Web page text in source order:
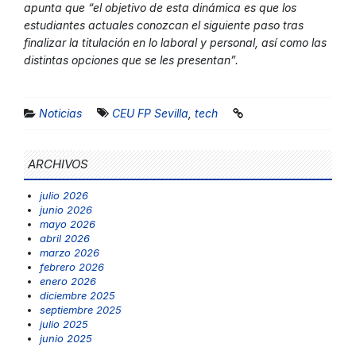
apunta que “el objetivo de esta dinámica es que los
estudiantes actuales conozcan el siguiente paso tras
finalizar la titulación en lo laboral y personal, así como las
distintas opciones que se les presentan”.
Noticias CEU FP Sevilla tech
ARCHIVOS
julio 2026
junio 2026
mayo 2026
abril 2026
marzo 2026
febrero 2026
enero 2026
diciembre 2025
septiembre 2025
julio 2025
junio 2025